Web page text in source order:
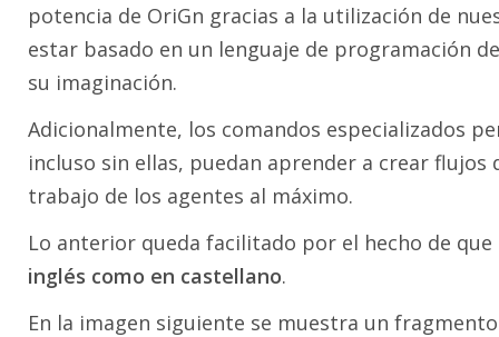
potencia de OriGn gracias a la utilización de
estar basado en un lenguaje de programación
su imaginación.
Adicionalmente, los comandos especializados
incluso sin ellas, puedan aprender a crear
trabajo de los agentes al máximo.
Lo anterior queda facilitado por el hecho de que
inglés como en castellano.
En la imagen siguiente se muestra un